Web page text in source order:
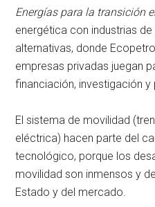
Energías para la transición
energética con industrias de
alternativas, donde
empresas privadas juegan
financiación, investigación y
El sistema de movilidad
eléctrica) hacen parte del
tecnológico, porque los
movilidad son inmensos y
Estado y del mercado.